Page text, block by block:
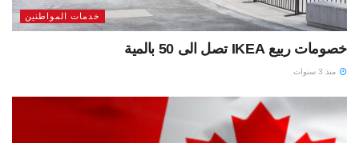
خدمات المواطنين
خصومات ربيع IKEA تصل الى 50 بالمية
منذ 3 سنوات